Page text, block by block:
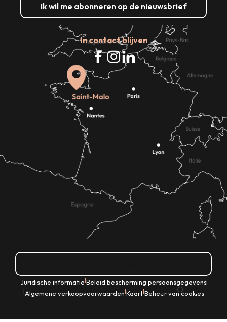
NL
Ik wil me abonneren op de nieuwsbrief
In contact blijven
Juridische informatie|Beleid bescherming persoonsgegevens
|Algemene verkoopvoorwaarden|Kaart|Beheer van cookies